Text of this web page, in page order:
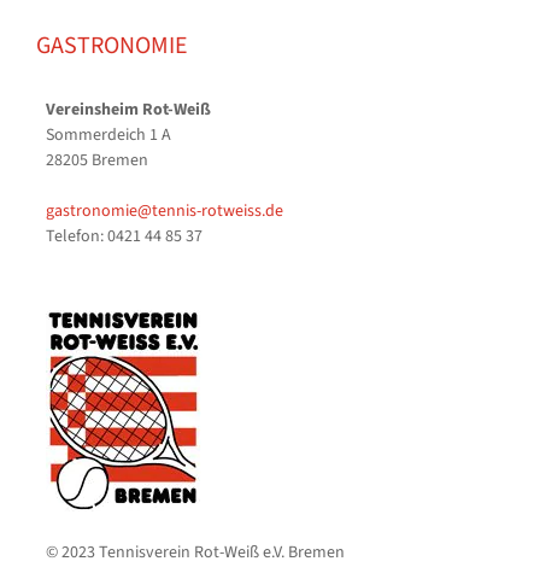
GASTRONOMIE
Vereinsheim Rot-Weiß
Sommerdeich 1 A
28205 Bremen
gastronomie@tennis-rotweiss.de
Telefon: 0421 44 85 37
© 2023 Tennisverein Rot-Weiß e.V. Bremen